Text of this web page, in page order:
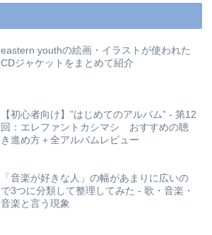
eastern youthの絵画・イラストが使われた
CDジャケットをまとめて紹介
【初心者向け】”はじめてのアルバム” - 第12
回：エレファントカシマシ おすすめの聴
き進め方＋全アルバムレビュー
「音楽が好きな人」の幅があまりに広いの
で3つに分類して整理してみた - 歌・音楽・
音楽と言う現象